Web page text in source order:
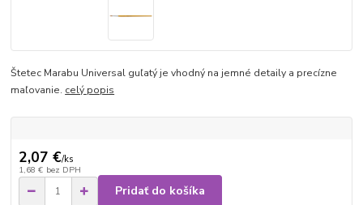
Štetec Marabu Universal guľatý je vhodný na jemné detaily a precízne
maľovanie. celý popis
2,07 €/ks
1,68 € bez DPH
Pridať do košíka